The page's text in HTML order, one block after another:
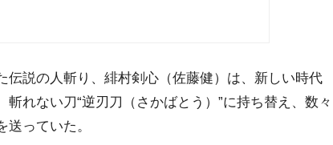
伝説の人斬り、緋村剣心（佐藤健）は、新しい時代
れない刀“逆刃刀（さかばとう）”に持ち替え、数々
っていた。